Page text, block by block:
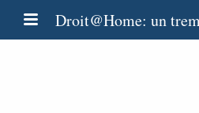
Droit@Home: un